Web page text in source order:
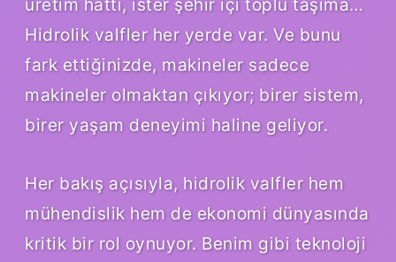
üretim hattı, ister şehir içi toplu taşıma…
Hidrolik valfler her yerde var. Ve bunu
fark ettiğinizde, makineler sadece
makineler olmaktan çıkıyor; birer sistem,
birer yaşam deneyimi haline geliyor.
Her bakış açısıyla, hidrolik valfler hem
mühendislik hem de ekonomi dünyasında
kritik bir rol oynuyor. Benim gibi teknoloji